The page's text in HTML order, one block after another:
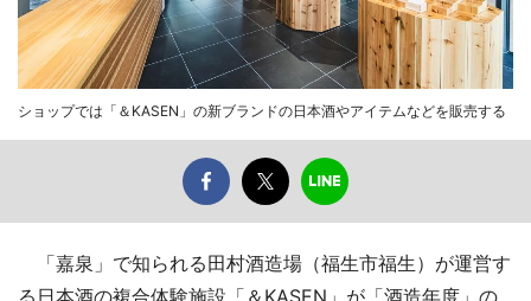
ショップでは「＆KASEN」の新ブランドの日本酒やアイテムなどを販売する
「嘉泉」で知られる田村酒造場（福生市福生）が運営す
る日本酒の複合体験施設「＆KASEN」が「酒造年度」の